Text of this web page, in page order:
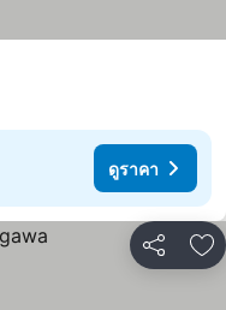
ดูราคา
แชร์ เ